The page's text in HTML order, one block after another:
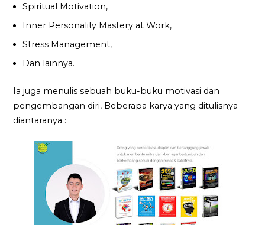
Spiritual Motivation,
Inner Personality Mastery at Work,
Stress Management,
Dan lainnya.
Ia juga menulis sebuah buku-buku motivasi dan
pengembangan diri, Beberapa karya yang ditulisnya
diantaranya :